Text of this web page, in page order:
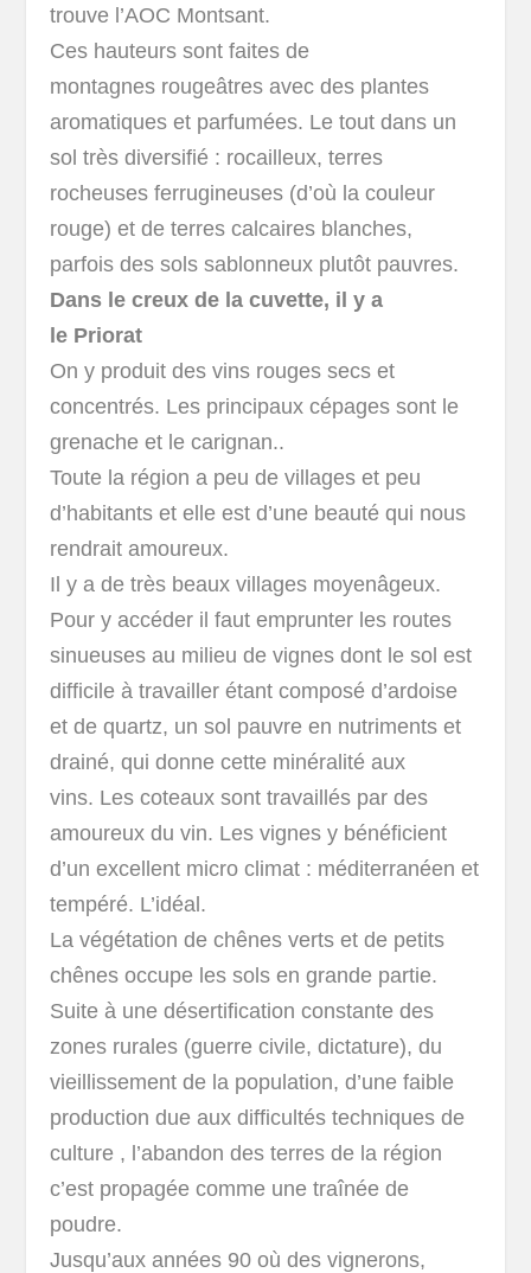
trouve l’AOC Montsant.
Ces hauteurs sont faites de
montagnes rougeâtres avec des plantes
aromatiques et parfumées. Le tout dans un
sol très diversifié : rocailleux, terres
rocheuses ferrugineuses (d’où la couleur
rouge) et de terres calcaires blanches,
parfois des sols sablonneux plutôt pauvres.
Dans le creux de la cuvette, il y a
le Priorat
On y produit des vins rouges secs et
concentrés. Les principaux cépages sont le
grenache et le carignan..
Toute la région a peu de villages et peu
d’habitants et elle est d’une beauté qui nous
rendrait amoureux.
Il y a de très beaux villages moyenâgeux.
Pour y accéder il faut emprunter les routes
sinueuses au milieu de vignes dont le sol est
difficile à travailler étant composé d’ardoise
et de quartz, un sol pauvre en nutriments et
drainé, qui donne cette minéralité aux
vins. Les coteaux sont travaillés par des
amoureux du vin. Les vignes y bénéficient
d’un excellent micro climat : méditerranéen et
tempéré. L’idéal.
La végétation de chênes verts et de petits
chênes occupe les sols en grande partie.
Suite à une désertification constante des
zones rurales (guerre civile, dictature), du
vieillissement de la population, d’une faible
production due aux difficultés techniques de
culture , l’abandon des terres de la région
c’est propagée comme une traînée de
poudre.
Jusqu’aux années 90 où des vignerons,